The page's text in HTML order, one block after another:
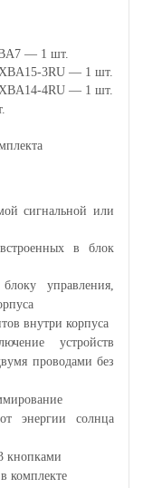
— 1 шт.
XBA15-3RU — 1 шт.
XBA14-4RU — 1 шт.
сигнальной или
в блок
управления,
внутри корпуса
устройств
проводами без
энергии солнца
кнопками
комплекте